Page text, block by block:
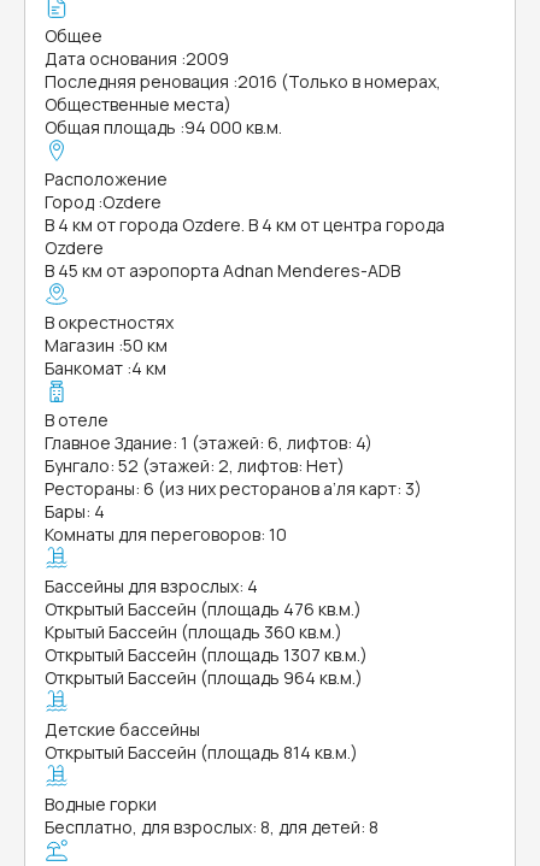
Общее
Дата основания :2009
Последняя реновация :2016 (Только в номерах,
Общественные места)
Общая площадь :94 000 кв.м.
Расположение
Город :Ozdere
В 4 км от города Ozdere. В 4 км от центра города
Ozdere
В 45 км от аэропорта Adnan Menderes-ADB
В окрестностях
Магазин :50 км
Банкомат :4 км
В отеле
Главное Здание: 1 (этажей: 6, лифтов: 4)
Бунгало: 52 (этажей: 2, лифтов: Нет)
Рестораны: 6 (из них ресторанов а’ля карт: 3)
Бары: 4
Комнаты для переговоров: 10
Бассейны для взрослых: 4
Открытый Бассейн (площадь 476 кв.м.)
Крытый Бассейн (площадь 360 кв.м.)
Открытый Бассейн (площадь 1307 кв.м.)
Открытый Бассейн (площадь 964 кв.м.)
Детские бассейны
Открытый Бассейн (площадь 814 кв.м.)
Водные горки
Бесплатно, для взрослых: 8, для детей: 8